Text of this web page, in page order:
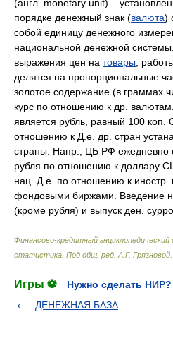
(англ. monetary unit) –
порядке денежный знак (валюта)
собой единицу денежного
национальной денежной
выражения цен на товары ,
делятся на пропорциональные
золотое содержание (в граммах
курс по отношению к др.
является рубль, равный 100
отношению к Д.е. др. стран
страны. Напр., ЦБ РФ ежедневно
рубля по отношению к доллару
нац. Д.е. по отношению к иностр.
фондовыми биржами. Введение
(кроме рубля) и выпуск ден.
Финансово-кредитный
статистика Под общ. ред. А.Г. Грязновой
Игры ⚽
Нужно сделать НИР?
ДЕНЕЖНАЯ БАЗА